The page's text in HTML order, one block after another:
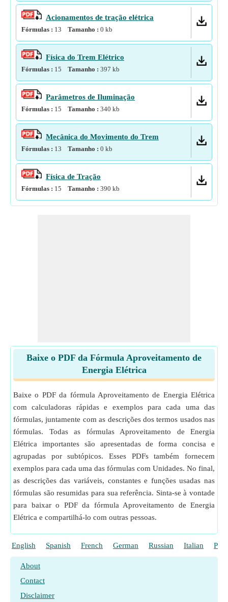
Acionamentos de tração elétrica
Fórmulas : 13 Tamanho : 0 kb
Física do Trem Elétrico
Fórmulas : 15 Tamanho : 397 kb
Parâmetros de Iluminação
Fórmulas : 15 Tamanho : 340 kb
Mecânica do Movimento do Trem
Fórmulas : 13 Tamanho : 0 kb
Física de Tração
Fórmulas : 15 Tamanho : 390 kb
Baixe o PDF da Fórmula Aproveitamento de
Energia Elétrica
Baixe o PDF da fórmula Aproveitamento de Energia Elétrica
com calculadoras rápidas e exemplos para cada uma das
fórmulas, juntamente com as descrições dos termos usados ​​nas
fórmulas. Todas as fórmulas Aproveitamento de Energia
Elétrica importantes são apresentadas de forma concisa e
agrupadas por subtópicos. Esses PDFs também fornecem
exemplos para cada uma das fórmulas com Unidades. No final,
as descrições das variáveis, constantes e funções usadas nas
fórmulas são resumidas para sua referência. Sinta-se à vontade
para baixar o PDF da fórmula Aproveitamento de Energia
Elétrica e compartilhá-lo com outras pessoas.
English Spanish French German Russian Italian
About
Contact
Disclaimer